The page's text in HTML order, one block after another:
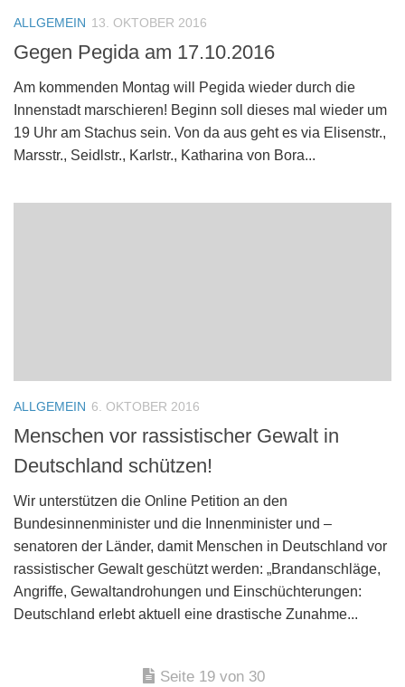
ALLGEMEIN 13. OKTOBER 2016
Gegen Pegida am 17.10.2016
Am kommenden Montag will Pegida wieder durch die
Innenstadt marschieren! Beginn soll dieses mal wieder um
19 Uhr am Stachus sein. Von da aus geht es via Elisenstr.,
Marsstr., Seidlstr., Karlstr., Katharina von Bora...
ALLGEMEIN 6. OKTOBER 2016
Menschen vor rassistischer Gewalt in
Deutschland schützen!
Wir unterstützen die Online Petition an den
Bundesinnenminister und die Innenminister und –
senatoren der Länder, damit Menschen in Deutschland vor
rassistischer Gewalt geschützt werden: „Brandanschläge,
Angriffe, Gewaltandrohungen und Einschüchterungen:
Deutschland erlebt aktuell eine drastische Zunahme...
Seite 19 von 30